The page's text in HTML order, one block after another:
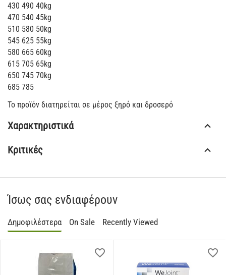
430 490 40kg
470 540 45kg
510 580 50kg
545 625 55kg
580 665 60kg
615 705 65kg
650 745 70kg
685 785
Το προϊόν διατηρείται σε μέρος ξηρό και δροσερό
Χαρακτηριστικά
Κριτικές
Ίσως σας ενδιαφέρουν
Δημοφιλέστερα On Sale Recently Viewed